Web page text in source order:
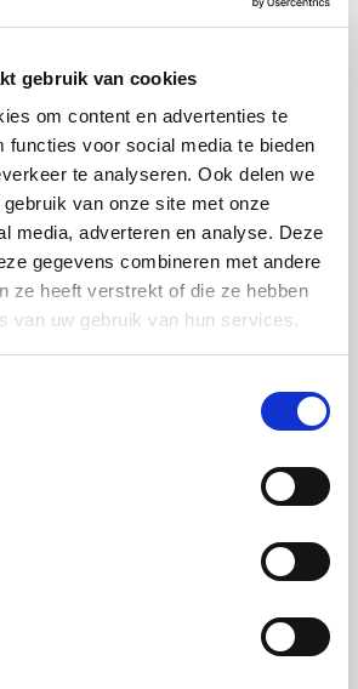
gebruik van cookies
om content en advertenties te
functies voor social media te bieden
te analyseren. Ook delen we
van onze site met onze
media, adverteren en analyse. Deze
gegevens combineren met andere
ze heeft verstrekt of die ze hebben
van uw gebruik van hun services.
Schiesser Interhome
Lufthansa
DeubaXXL